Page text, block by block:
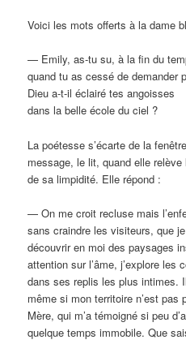
Voici les mots offerts à la dame
— Emily, as-tu su, à la fin du
quand tu as cessé de demander
Dieu a-t-il éclairé tes angoisses
dans la belle école du ciel ?
La poétesse s’écarte de la
message, le lit, quand elle relève
de sa limpidité. Elle répond :
— On me croit recluse mais
sans craindre les visiteurs, que
découvrir en moi des paysages
attention sur l’âme, j’explore les
dans ses replis les plus intimes.
même si mon territoire n’est pas
Mère, qui m’a témoigné si peu
quelque temps immobile. Que